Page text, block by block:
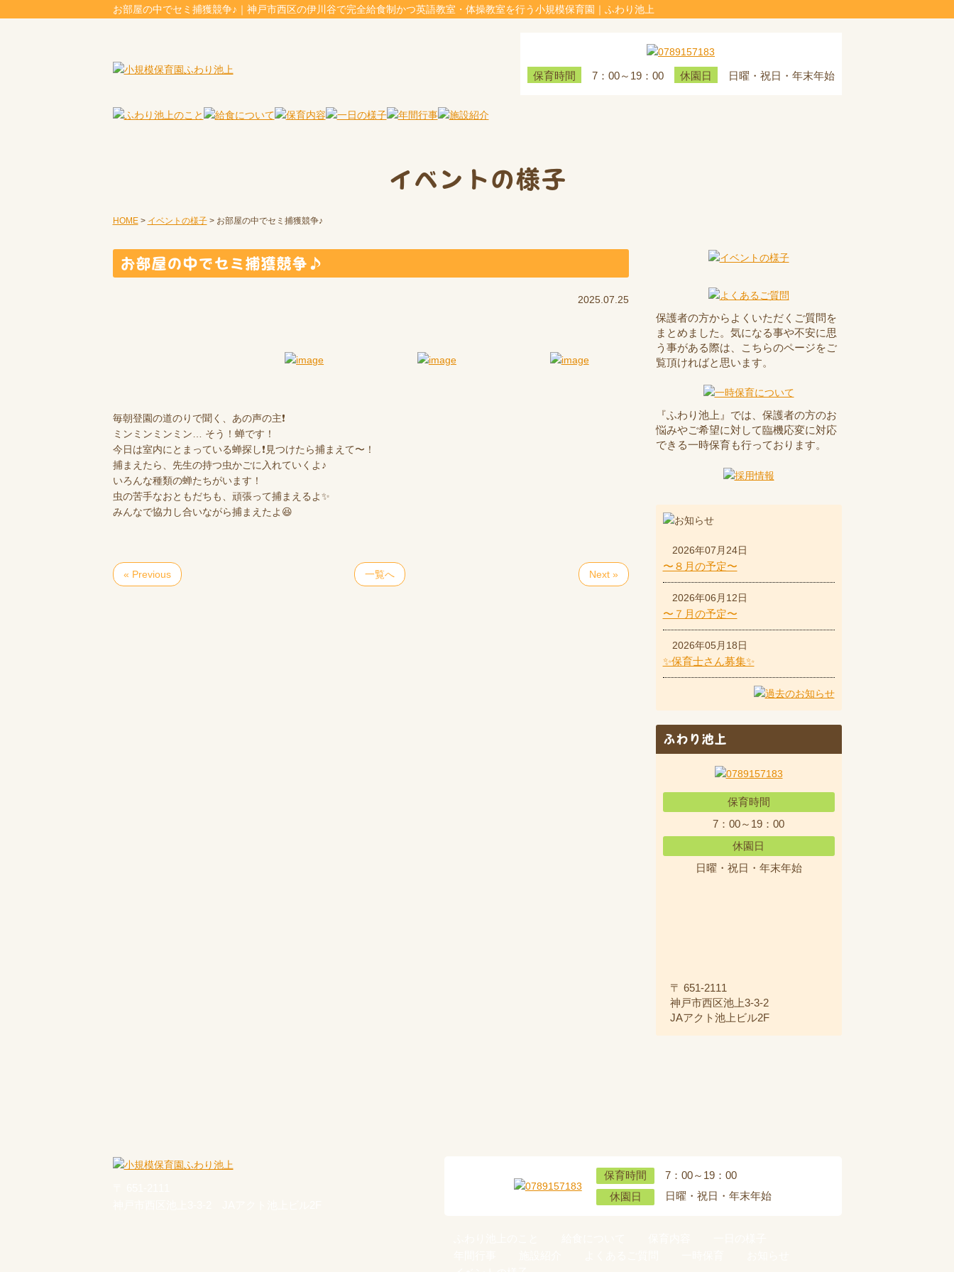
お部屋の中でセミ捕獲競争♪｜神戸市西区の伊川谷で完全給食制かつ英語教室・体操教室を行う小規模保育園｜ふわり池上
保育時間 7：00～19：00 休園日 日曜・祝日・年末年始
イベントの様子
HOME> イベントの様子> お部屋の中でセミ捕獲競争♪
お部屋の中でセミ捕獲競争♪
2025.07.25
毎朝登園の道のりで聞く、あの声の主❗️
ミンミンミンミン… そう！蝉です！
今日は室内にとまっている蝉探し❗️見つけたら捕まえて〜！
捕まえたら、先生の持つ虫かごに入れていくよ♪
いろんな種類の蝉たちがいます！
虫の苦手なおともだちも、頑張って捕まえるよ✨
みんなで協力し合いながら捕まえたよ😆
« Previous 一覧へ Next »
保護者の方からよくいただくご質問を
まとめました。気になる事や不安に思
う事がある際は、こちらのページをご
覧頂ければと思います。
『ふわり池上』では、保護者の方のお
悩みやご希望に対して臨機応変に対応
できる一時保育も行っております。
2026年07月24日
〜８月の予定〜
2026年06月12日
〜７月の予定〜
2026年05月18日
✨保育士さん募集✨
ふわり池上
保育時間
7：00～19：00
休園日
日曜・祝日・年末年始
〒 651-2111
神戸市西区池上3-3-2
JAアクト池上ビル2F
保育時間
7：00～19：00
休園日
日曜・祝日・年末年始